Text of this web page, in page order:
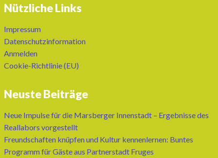
Nützliche Links
Impressum
Datenschutzinformation
Anmelden
Cookie-Richtlinie (EU)
Neuste Beiträge
Neue Impulse für die Marsberger Innenstadt – Ergebnisse des
Reallabors vorgestellt
Freundschaften knüpfen und Kultur kennenlernen: Buntes
Programm für Gäste aus Partnerstadt Fruges